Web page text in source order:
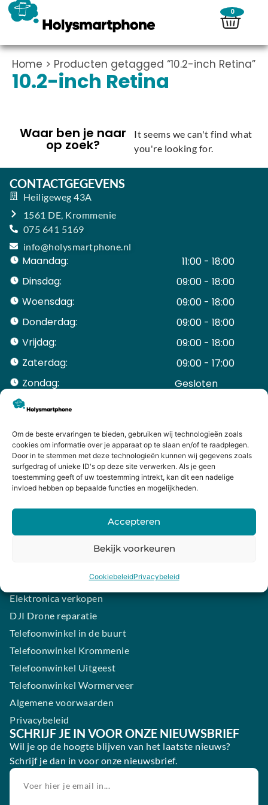
Om de beste ervaringen te bieden, gebruiken wij technologieën zoals
cookies om informatie over je apparaat op te slaan en/of te raadplegen.
Door in te stemmen met deze technologieën kunnen wij gegevens zoals
surfgedrag of unieke ID's op deze site verwerken. Als je geen
toestemming geeft of uw toestemming intrekt, kan dit een nadelige
invloed hebben op bepaalde functies en mogelijkheden.
Accepteren
Bekijk voorkeuren
CookiebeleidPrivacybeleid
0
Home > Producten getagged “10.2-inch Retina”
10.2-inch Retina
Waar ben je naar
op zoek?
It seems we can't find what
you're looking for.
CONTACTGEGEVENS
Heiligeweg 43A
1561 DE, Krommenie
075 641 5169
info@holysmartphone.nl
Maandag:
11:00 - 18:00
Dinsdag:
09:00 - 18:00
Woensdag:
09:00 - 18:00
Donderdag:
09:00 - 18:00
Vrijdag:
09:00 - 18:00
Zaterdag:
09:00 - 17:00
Zondag:
Gesloten ​ ​ ​ ​ ​ ​ ​
ACCOUNT
Mijn Account
Bestellingen
Mijn winkelwagen
HANDIGE LINKS
Levering en retourneren
Garantie
Contact
Samsung smartphone laten maken
Elektronica verkopen
DJI Drone reparatie
Telefoonwinkel in de buurt
Telefoonwinkel Krommenie
Telefoonwinkel Uitgeest
Telefoonwinkel Wormerveer
Algemene voorwaarden
Privacybeleid
SCHRIJF JE IN VOOR ONZE NIEUWSBRIEF
Wil je op de hoogte blijven van het laatste nieuws?
Schrijf je dan in voor onze nieuwsbrief.